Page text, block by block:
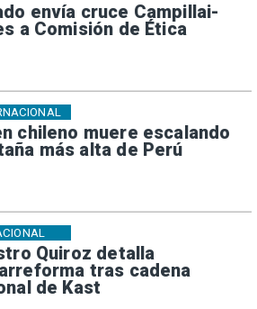
envía cruce Campillai-
a Comisión de Ética
chileno muere escalando
más alta de Perú
Quiroz detalla
tras cadena
de Kast